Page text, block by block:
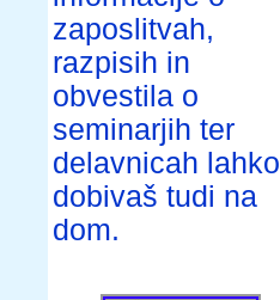
zaposlitvah,
razpisih in
obvestila o
seminarjih ter
delavnicah lahko
dobivaš tudi na
dom.